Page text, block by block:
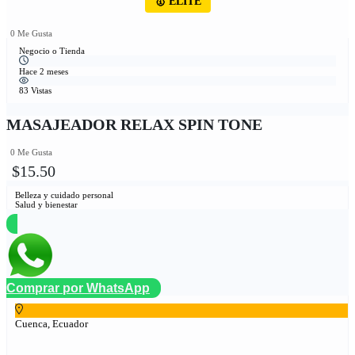
0 Me Gusta
Negocio o Tienda
Hace 2 meses
83 Vistas
MASAJEADOR RELAX SPIN TONE
0 Me Gusta
$15.50
Belleza y cuidado personal
Salud y bienestar
Comprar por WhatsApp
Cuenca, Ecuador